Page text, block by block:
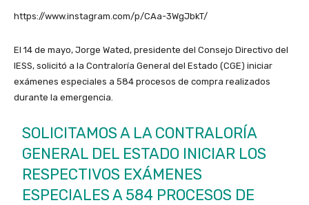
https://www.instagram.com/p/CAa-3WgJbkT/
El 14 de mayo, Jorge Wated, presidente del Consejo Directivo del
IESS, solicitó a la Contraloría General del Estado (CGE) iniciar
exámenes especiales a 584 procesos de compra realizados
durante la emergencia.
SOLICITAMOS A LA CONTRALORÍA
GENERAL DEL ESTADO INICIAR LOS
RESPECTIVOS EXÁMENES
ESPECIALES A 584 PROCESOS DE